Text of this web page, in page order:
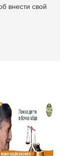
внести свой